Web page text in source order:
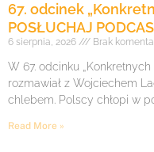
67. odcinek
POSŁUCHAJ
6 sierpnia, 2026 Brak
W 67. odcinku
rozmawiał z Wojciechem
chlebem. Polscy chłopi w
Read More »